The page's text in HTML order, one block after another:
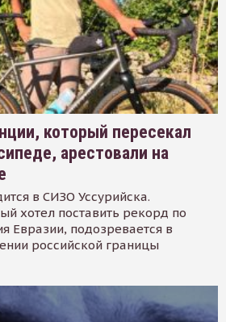
который пересекал
арестовали на
в СИЗО Уссурийска.
хотел поставить рекорд по
Евразии, подозревается в
российской границы